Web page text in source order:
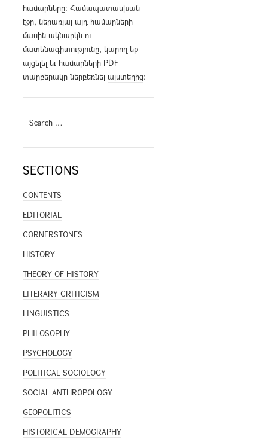
համարները։ Համապատասխան
էջը, ներառյալ այդ համարների
մասին ակնարկն ու
մատենագիտությունը, կարող եք
այցելել եւ համարների PDF
տարբերակը ներբեռնել այստեղից։
Search
for:
SECTIONS
CONTENTS
EDITORIAL
CORNERSTONES
HISTORY
THEORY OF HISTORY
LITERARY CRITICISM
LINGUISTICS
PHILOSOPHY
PSYCHOLOGY
POLITICAL SOCIOLOGY
SOCIAL ANTHROPOLOGY
GEOPOLITICS
HISTORICAL DEMOGRAPHY